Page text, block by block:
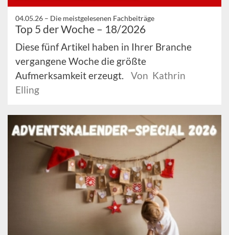
04.05.26 – Die meistgelesenen Fachbeiträge
Top 5 der Woche – 18/2026
Diese fünf Artikel haben in Ihrer Branche
vergangene Woche die größte
Aufmerksamkeit erzeugt.
Von Kathrin
Elling